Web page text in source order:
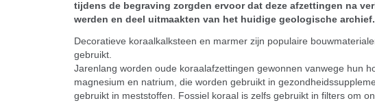
tijdens de begraving zorgden ervoor dat deze afzettingen na
werden en deel uitmaakten van het huidige geologische archief.
Decoratieve koraalkalksteen en marmer zijn populaire
gebruikt.
Jarenlang worden oude koraalafzettingen gewonnen vanwege hun
magnesium en natrium, die worden gebruikt in
gebruikt in meststoffen. Fossiel koraal is zelfs gebruikt in filters om